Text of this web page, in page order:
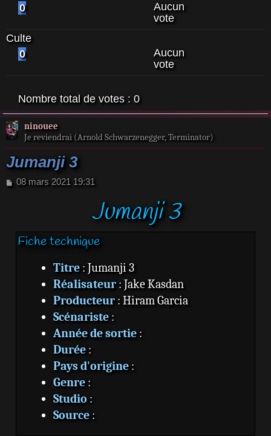
0
Aucun
vote
Culte
0
Aucun
vote
Nombre total de votes : 0
ninouee
Je reviendrai (Arnold Schwarzenegger, Terminator)
Jumanji 3
M
08 mars 2021 19:31
Jumanji 3
Fiche technique
Titre: Jumanji 3
Réalisateur: Jake Kasdan
Producteur: Hiram Garcia
Scénariste:
Année de sortie:
Durée:
Pays d'origine:
Genre:
Studio :
Source: